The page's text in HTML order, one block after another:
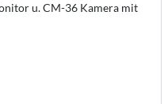
u. CM-36 Kamera mit